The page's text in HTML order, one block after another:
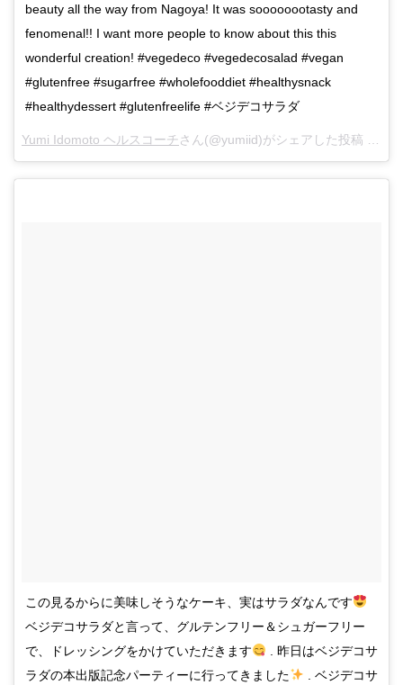
beauty all the way from Nagoya! It was soooooootasty and
fenomenal!! I want more people to know about this this
wonderful creation! #vegedeco #vegedecosalad #vegan
#glutenfree #sugarfree #wholefooddiet #healthysnack
#healthydessert #glutenfreelife #ベジデコサラダ
Yumi Idomoto ヘルスコーチさん(@yumiid)がシェアした投稿 –
この見るからに美味しそうなケーキ、実はサラダなんです
ベジデコサラダと言って、グルテンフリー＆シュガーフリー
で、ドレッシングをかけていただきます
. 昨日はベジデコサ
ラダの本出版記念パーティーに行ってきました
. ベジデコサ